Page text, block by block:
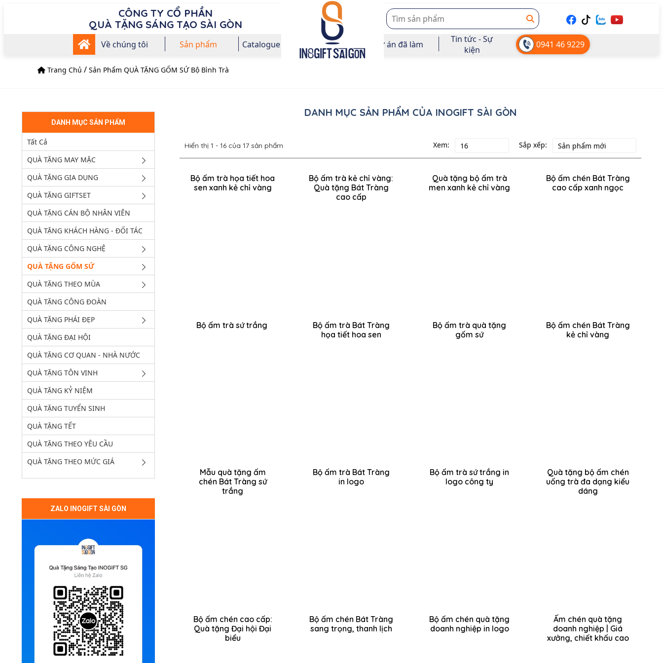
CÔNG TY CỔ PHẦN
QUÀ TẶNG SÁNG TẠO SÀI GÒN
Về chúng tôi Sản phẩm Catalogue Dự án đã làm
Tin tức - Sự
kiện
0941 46 9229
Trang Chủ / Sản Phẩm QUÀ TẶNG GỐM SỨ Bộ Bình Trà
DANH MỤC SẢN PHẨM CỦA INOGIFT SÀI GÒN
Hiển thị 1 - 16 của 17 sản phẩm Xem: Sắp xếp:
Bộ ấm trà họa tiết hoa
sen xanh kẻ chỉ vàng
Bộ ấm trà kẻ chỉ vàng:
Quà tặng Bát Tràng
cao cấp
Quà tặng bộ ấm trà
men xanh kẻ chỉ vàng
Bộ ấm chén Bát Tràng
cao cấp xanh ngọc
Bộ ấm trà sứ trắng
Bộ ấm trà Bát Tràng
họa tiết hoa sen
Bộ ấm trà quà tặng
gốm sứ
Bộ ấm chén Bát Tràng
kẻ chỉ vàng
Mẫu quà tặng ấm
chén Bát Tràng sứ
trắng
Bộ ấm trà Bát Tràng
in logo
Bộ ấm trà sứ trắng in
logo công ty
Quà tặng bộ ấm chén
uống trà đa dạng kiểu
dáng
Bộ ấm chén cao cấp:
Quà tặng Đại hội Đại
biểu
Bộ ấm chén Bát Tràng
sang trọng, thanh lịch
Bộ ấm chén quà tặng
doanh nghiệp in logo
Ấm chén quà tặng
doanh nghiệp | Giá
xưởng, chiết khấu cao
DANH MỤC SẢN PHẨM
Tất Cả
QUÀ TẶNG MAY MẶC
QUÀ TẶNG GIA DỤNG
QUÀ TẶNG GIFTSET
QUÀ TẶNG CÁN BỘ NHÂN VIÊN
QUÀ TẶNG KHÁCH HÀNG - ĐỐI TÁC
QUÀ TẶNG CÔNG NGHỆ
QUÀ TẶNG GỐM SỨ
QUÀ TẶNG THEO MÙA
QUÀ TẶNG CÔNG ĐOÀN
QUÀ TẶNG PHÁI ĐẸP
QUÀ TẶNG ĐẠI HỘI
QUÀ TẶNG CƠ QUAN - NHÀ NƯỚC
QUÀ TẶNG TÔN VINH
QUÀ TẶNG KỶ NIỆM
QUÀ TẶNG TUYỂN SINH
QUÀ TẶNG TẾT
QUÀ TẶNG THEO YÊU CẦU
QUÀ TẶNG THEO MỨC GIÁ
ZALO INOGIFT SÀI GÒN